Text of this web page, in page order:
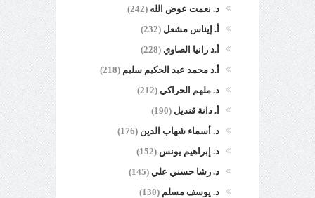
د. نعمت عوض الله (242)
أ. إيناس مشعل (232)
أ.د رانيا الصاوي (228)
أ.د محمد عبد الحكيم سليم (218)
د. ملهم الحراكي (212)
أ. دانة قنديل (190)
د. أسماء شهاب الدين (176)
د. إبراهيم يونس (152)
د. رشا حسني علي (145)
د. يوسف مسلم (130)